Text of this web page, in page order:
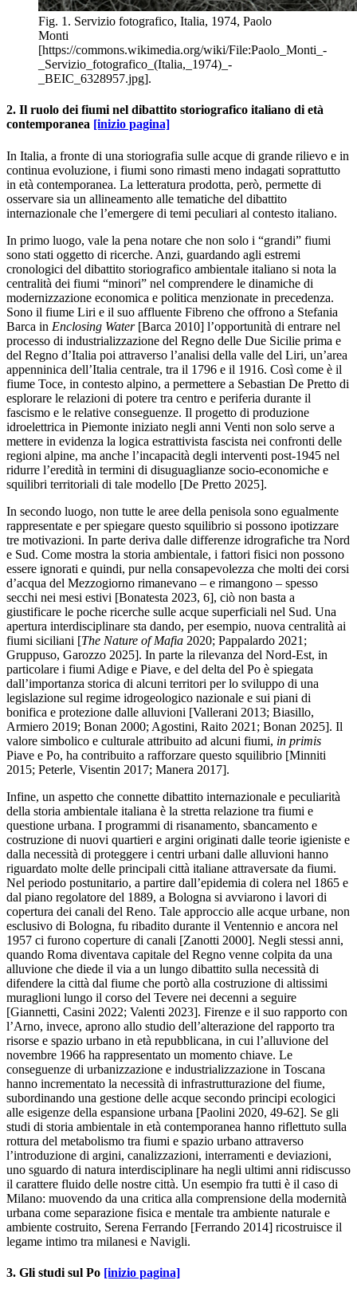
Fig. 1. Servizio fotografico, Italia, 1974, Paolo
Monti
[https://commons.wikimedia.org/wiki/File:Paolo_Monti_-
_Servizio_fotografico_(Italia,_1974)_-
_BEIC_6328957.jpg].
2. Il ruolo dei fiumi nel dibattito storiografico italiano di età
contemporanea [inizio pagina]
In Italia, a fronte di una storiografia sulle acque di grande rilievo e in
continua evoluzione, i fiumi sono rimasti meno indagati soprattutto
in età contemporanea. La letteratura prodotta, però, permette di
osservare sia un allineamento alle tematiche del dibattito
internazionale che l’emergere di temi peculiari al contesto italiano.
In primo luogo, vale la pena notare che non solo i “grandi” fiumi
sono stati oggetto di ricerche. Anzi, guardando agli estremi
cronologici del dibattito storiografico ambientale italiano si nota la
centralità dei fiumi “minori” nel comprendere le dinamiche di
modernizzazione economica e politica menzionate in precedenza.
Sono il fiume Liri e il suo affluente Fibreno che offrono a Stefania
Barca in Enclosing Water[Barca 2010] l’opportunità di entrare nel
processo di industrializzazione del Regno delle Due Sicilie prima e
del Regno d’Italia poi attraverso l’analisi della valle del Liri, un’area
appenninica dell’Italia centrale, tra il 1796 e il 1916. Così come è il
fiume Toce, in contesto alpino, a permettere a Sebastian De Pretto di
esplorare le relazioni di potere tra centro e periferia durante il
fascismo e le relative conseguenze. Il progetto di produzione
idroelettrica in Piemonte iniziato negli anni Venti non solo serve a
mettere in evidenza la logica estrattivista fascista nei confronti delle
regioni alpine, ma anche l’incapacità degli interventi post-1945 nel
ridurre l’eredità in termini di disuguaglianze socio-economiche e
squilibri territoriali di tale modello [De Pretto 2025].
In secondo luogo, non tutte le aree della penisola sono egualmente
rappresentate e per spiegare questo squilibrio si possono ipotizzare
tre motivazioni. In parte deriva dalle differenze idrografiche tra Nord
e Sud. Come mostra la storia ambientale, i fattori fisici non possono
essere ignorati e quindi, pur nella consapevolezza che molti dei corsi
d’acqua del Mezzogiorno rimanevano – e rimangono – spesso
secchi nei mesi estivi [Bonatesta 2023, 6], ciò non basta a
giustificare le poche ricerche sulle acque superficiali nel Sud. Una
apertura interdisciplinare sta dando, per esempio, nuova centralità ai
fiumi siciliani [The Nature of Mafia 2020; Pappalardo 2021;
Gruppuso, Garozzo 2025]. In parte la rilevanza del Nord-Est, in
particolare i fiumi Adige e Piave, e del delta del Po è spiegata
dall’importanza storica di alcuni territori per lo sviluppo di una
legislazione sul regime idrogeologico nazionale e sui piani di
bonifica e protezione dalle alluvioni [Vallerani 2013; Biasillo,
Armiero 2019; Bonan 2000; Agostini, Raito 2021; Bonan 2025]. Il
valore simbolico e culturale attribuito ad alcuni fiumi, in primis
Piave e Po, ha contribuito a rafforzare questo squilibrio [Minniti
2015; Peterle, Visentin 2017; Manera 2017].
Infine, un aspetto che connette dibattito internazionale e peculiarità
della storia ambientale italiana è la stretta relazione tra fiumi e
questione urbana. I programmi di risanamento, sbancamento e
costruzione di nuovi quartieri e argini originati dalle teorie igieniste e
dalla necessità di proteggere i centri urbani dalle alluvioni hanno
riguardato molte delle principali città italiane attraversate da fiumi.
Nel periodo postunitario, a partire dall’epidemia di colera nel 1865 e
dal piano regolatore del 1889, a Bologna si avviarono i lavori di
copertura dei canali del Reno. Tale approccio alle acque urbane, non
esclusivo di Bologna, fu ribadito durante il Ventennio e ancora nel
1957 ci furono coperture di canali [Zanotti 2000]. Negli stessi anni,
quando Roma diventava capitale del Regno venne colpita da una
alluvione che diede il via a un lungo dibattito sulla necessità di
difendere la città dal fiume che portò alla costruzione di altissimi
muraglioni lungo il corso del Tevere nei decenni a seguire
[Giannetti, Casini 2022; Valenti 2023]. Firenze e il suo rapporto con
l’Arno, invece, aprono allo studio dell’alterazione del rapporto tra
risorse e spazio urbano in età repubblicana, in cui l’alluvione del
novembre 1966 ha rappresentato un momento chiave. Le
conseguenze di urbanizzazione e industrializzazione in Toscana
hanno incrementato la necessità di infrastrutturazione del fiume,
subordinando una gestione delle acque secondo principi ecologici
alle esigenze della espansione urbana [Paolini 2020, 49-62]. Se gli
studi di storia ambientale in età contemporanea hanno riflettuto sulla
rottura del metabolismo tra fiumi e spazio urbano attraverso
l’introduzione di argini, canalizzazioni, interramenti e deviazioni,
uno sguardo di natura interdisciplinare ha negli ultimi anni ridiscusso
il carattere fluido delle nostre città. Un esempio fra tutti è il caso di
Milano: muovendo da una critica alla comprensione della modernità
urbana come separazione fisica e mentale tra ambiente naturale e
ambiente costruito, Serena Ferrando [Ferrando 2014] ricostruisce il
legame intimo tra milanesi e Navigli.
3. Gli studi sul Po [inizio pagina]